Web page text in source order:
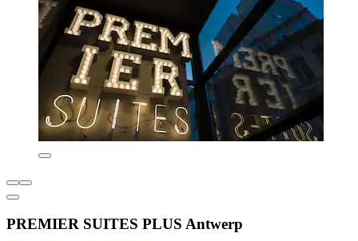
PREMIER SUITES PLUS Antwerp